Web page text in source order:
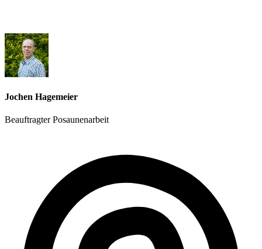
Jochen Hagemeier
Beauftragter Posaunenarbeit